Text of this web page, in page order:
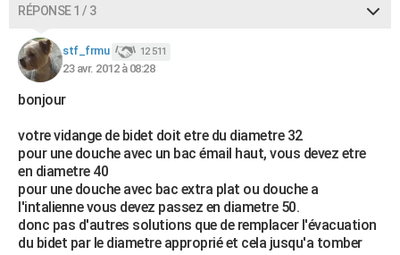
Carte de Noël
Carte Bonne année
Carte Saint-Valentin
Carte Pâques
Carte d'anniversaire
DICTIONNAIRE
Dictionnaire
Biographies
Citations
Expressions
Proverbes
PROGRAMME TV
COPAINS D'AVANT
FORUM
Bricolage
Lifestyle
Culture
Sport
Auto
Television
Voyage
Cinema
RÉPONSE 1 / 3
stf_frmu 12 511
23 avr. 2012 à 08:28
bonjour
votre vidange de bidet doit etre du diametre 32
pour une douche avec un bac émail haut, vous devez etre
en diametre 40
pour une douche avec bac extra plat ou douche a
l'intalienne vous devez passez en diametre 50.
donc pas d'autres solutions que de remplacer l'évacuation
du bidet par le diametre approprié et cela jusqu'a tomber